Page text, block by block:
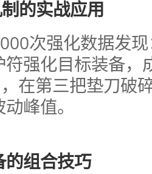
的实战应用
次强化数据发
强化目标装备，
在第三把垫刀破
峰值。
的组合技巧